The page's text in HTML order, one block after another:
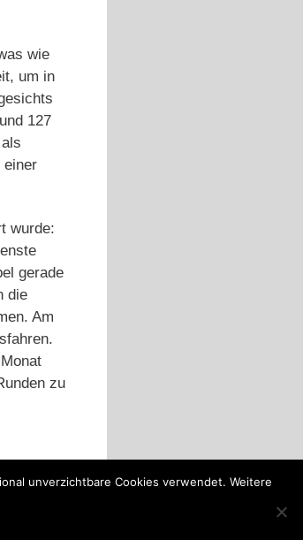
wie
um in
127
einer
wurde:
gerade
die
Am
zu
unverzichtbare Cookies verwendet. Weitere